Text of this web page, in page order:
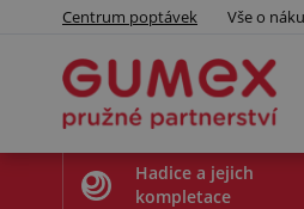
Centrum poptávek Vše o
Hadice a jejich
kompletace